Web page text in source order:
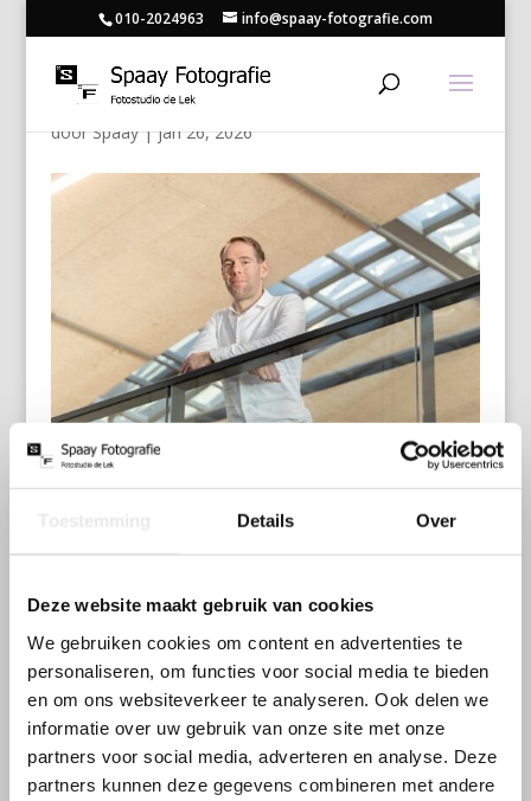
Details Over
Deze website maakt gebruik van cookies
We gebruiken cookies om content en advertenties te
personaliseren, om functies voor social media te bieden
en om ons websiteverkeer te analyseren. Ook delen we
informatie over uw gebruik van onze site met onze
partners voor social media, adverteren en analyse. Deze
partners kunnen deze gegevens combineren met andere
010-2024963 info@spaay-fotografie.com
14
doorSpaay|jan 26, 2026